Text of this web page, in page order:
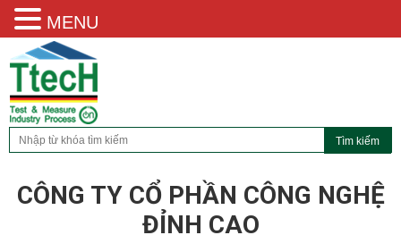
CÔNG TY CỔ PHẦN CÔNG NGHỆ
ĐỈNH CAO
MENU